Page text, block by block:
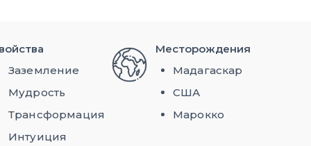
Заземление
Мудрость
Трансформация
Интуиция
Месторождения
Мадагаскар
США
Марокко